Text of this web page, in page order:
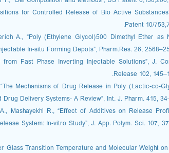
for Controlled Release of Bio Active
Patent 10/
A., “Poly (Ethylene Glycol)500 Dimethyl Ether as
In-situ Forming Depots”, Pharm.Res. 26,
from Fast Phase Inverting Injectable Solutions”, J.
Release 102,
“The Mechanisms of Drug Release in Poly (Lactic-co-
Delivery Systems- A Review”, Int. J. Pharm. 415,
A., Mashayekhi R., “Effect of Additives on Release
System: In-vitro Study”, J. App. Polym. Sci. 107,
Glass Transition Temperature and Molecular Weight